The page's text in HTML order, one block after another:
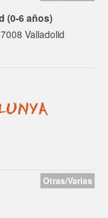
(0-6 años)
Valladolid
Otras/Varias